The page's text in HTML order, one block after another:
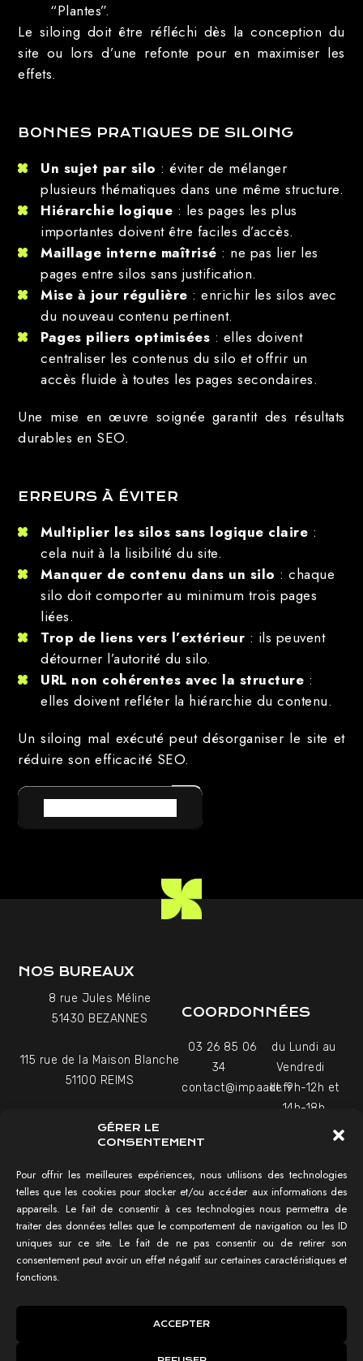
GÉRER LE
CONSENTEMENT
Pour offrir les meilleures expériences, nous utilisons des technologies
telles que les cookies pour stocker et/ou accéder aux informations des
appareils. Le fait de consentir à ces technologies nous permettra de
traiter des données telles que le comportement de navigation ou les ID
uniques sur ce site. Le fait de ne pas consentir ou de retirer son
consentement peut avoir un effet négatif sur certaines caractéristiques et
fonctions.
ACCEPTER
“Plantes”.
Le siloing doit être réfléchi dès la conception du
site ou lors d’une refonte pour en maximiser les
effets.
BONNES PRATIQUES DE SILOING
Un sujet par silo : éviter de mélanger
plusieurs thématiques dans une même structure.
Hiérarchie logique : les pages les plus
importantes doivent être faciles d’accès.
Maillage interne maîtrisé : ne pas lier les
pages entre silos sans justification.
Mise à jour régulière : enrichir les silos avec
du nouveau contenu pertinent.
Pages piliers optimisées : elles doivent
centraliser les contenus du silo et offrir un
accès fluide à toutes les pages secondaires.
Une mise en œuvre soignée garantit des résultats
durables en SEO.
ERREURS À ÉVITER
Multiplier les silos sans logique claire :
cela nuit à la lisibilité du site.
Manquer de contenu dans un silo : chaque
silo doit comporter au minimum trois pages
liées.
Trop de liens vers l’extérieur : ils peuvent
détourner l’autorité du silo.
URL non cohérentes avec la structure :
elles doivent refléter la hiérarchie du contenu.
Un siloing mal exécuté peut désorganiser le site et
réduire son efficacité SEO.
NOS BUREAUX
8 rue Jules Méline
51430 BEZANNES
115 rue de la Maison Blanche
51100 REIMS
27-29 Rue Raffet
75016 PARIS
COORDONNÉES
03 26 85 06
34
contact@impaakt.fr
du Lundi au
Vendredi
de 9h-12h et
14h-18h
Uniquement sur rendez-
NAVIGATION
Tester mon SEO !
Agence SEO
Témoignages vidéo
IMPAAKT GROUP®
Lexique du SEO